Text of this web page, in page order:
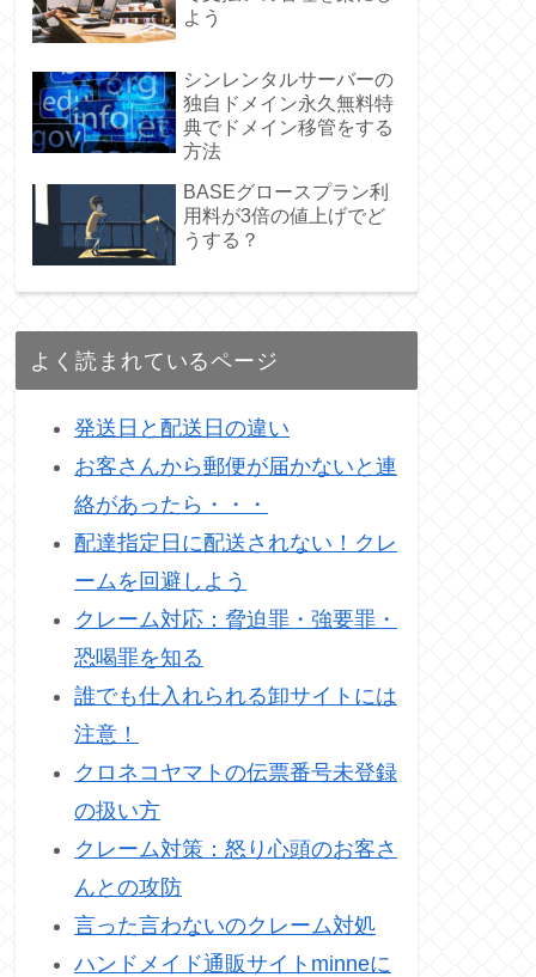
よう
シンレンタルサーバーの
独自ドメイン永久無料特
典でドメイン移管をする
方法
BASEグロースプラン利
用料が3倍の値上げでど
うする？
よく読まれているページ
発送日と配送日の違い
お客さんから郵便が届かないと連
絡があったら・・・
配達指定日に配送されない！クレ
ームを回避しよう
クレーム対応：脅迫罪・強要罪・
恐喝罪を知る
誰でも仕入れられる卸サイトには
注意！
クロネコヤマトの伝票番号未登録
の扱い方
クレーム対策：怒り心頭のお客さ
んとの攻防
言った言わないのクレーム対処
ハンドメイド通販サイトminneに